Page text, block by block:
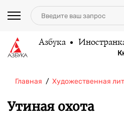
Азбука
Главная Художественная
Утиная охота